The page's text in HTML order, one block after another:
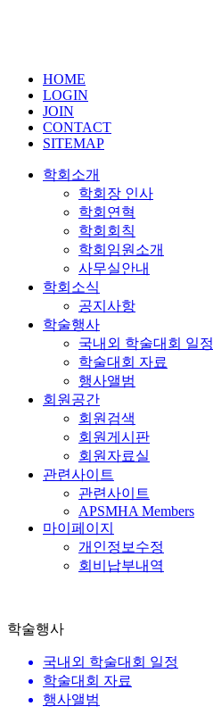
HOME
LOGIN
JOIN
CONTACT
SITEMAP
학회소개
학회장 인사
학회연혁
학회회칙
학회임원소개
사무실안내
학회소식
공지사항
학술행사
국내외 학술대회 일정
학술대회 자료
행사앨범
회원공간
회원검색
회원게시판
회원자료실
관련사이트
관련사이트
APSMHA Members
마이페이지
개인정보수정
회비납부내역
학술행사
국내외 학술대회 일정
학술대회 자료
행사앨범